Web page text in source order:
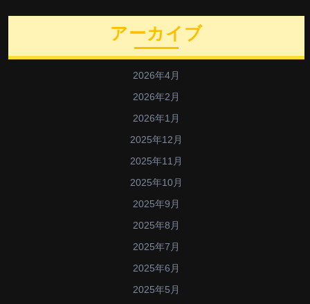
アーカイブ
2026年4月
2026年2月
2026年1月
2025年12月
2025年11月
2025年10月
2025年9月
2025年8月
2025年7月
2025年6月
2025年5月